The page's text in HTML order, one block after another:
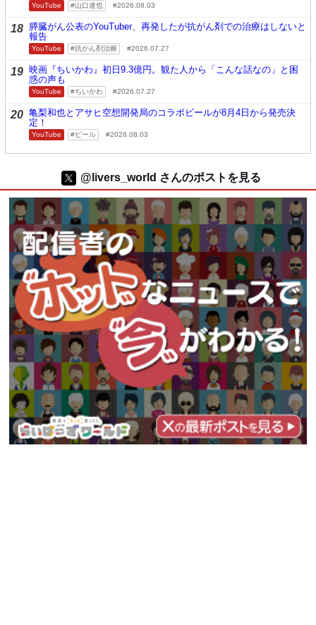
YouTube 山口達也 2026.08.03
18 膵臓がん公表のYouTuber、再発したが抗がん剤での治療はしないと
報告
YouTube 抗がん剤治療 2026.07.27
19 映画『ちいかわ』初日9.3億円。観た人から「こんな話なの」と困
惑の声も
YouTube ちいかわ 2026.07.27
20 亀梨和也とアサヒ空想開発局のコラボビールが8月4日から発売決
定！
YouTube ビール 2026.08.03
@livers_world さんのポストを見る